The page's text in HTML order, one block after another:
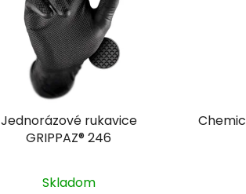
Jednorázové rukavice
GRIPPAZ® 246
Skladom